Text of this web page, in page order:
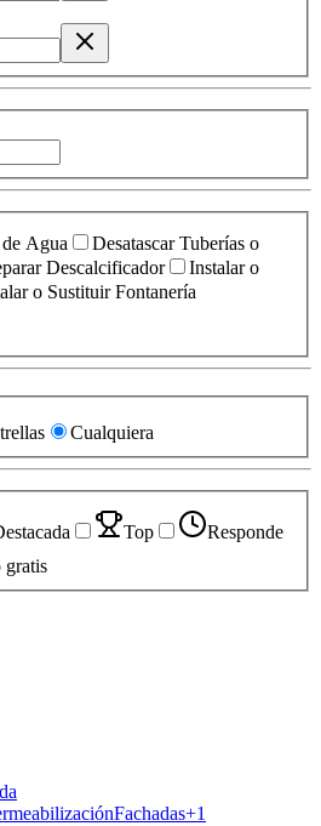
Agua
Desatascar Tuberías o
Descalcificador
Instalar o
o Sustituir Fontanería
Cualquiera
Top
Responde
gratis
Fachadas+1